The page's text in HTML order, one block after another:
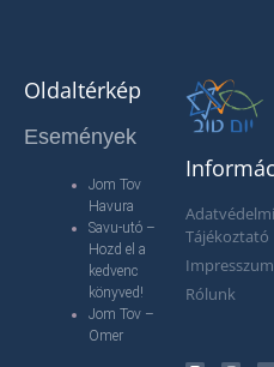
Oldaltérkép
Események
Jom Tov
Havura
Savu-utó –
Hozd el a
kedvenc
könyved!
Jom Tov –
Omer
Adatvédelmi
Tájékoztató
Impresszum
Rólunk